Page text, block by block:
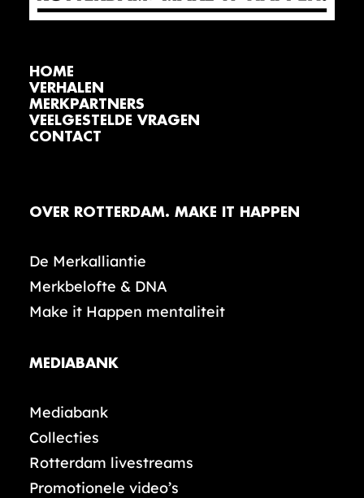
HOME
VERHALEN
MERKPARTNERS
VEELGESTELDE VRAGEN
CONTACT
OVER ROTTERDAM. MAKE IT HAPPEN
De Merkalliantie
Merkbelofte & DNA
Make it Happen mentaliteit
MEDIABANK
Mediabank
Collecties
Rotterdam livestreams
Promotionele video’s